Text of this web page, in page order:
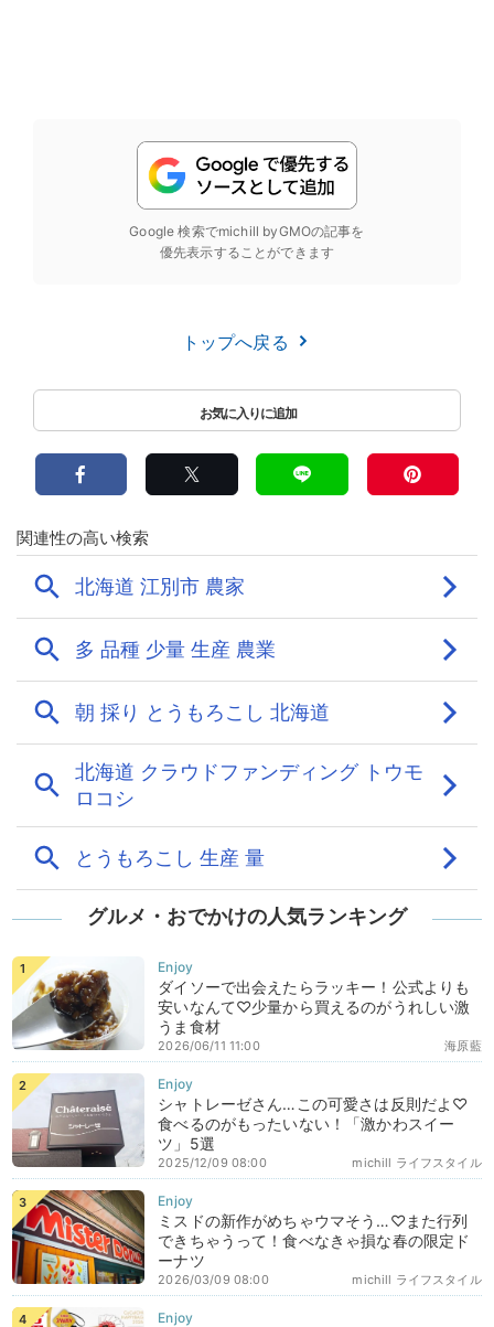
Google 検索でmichill byGMOの記事を
優先表示することができます
トップへ戻る
グルメ・おでかけの人気ランキング
ダイソーで出会えたらラッキー！公式よりも
安いなんて♡少量から買えるのがうれしい激
うま食材
海原藍
2026/06/11 11:00
シャトレーゼさん…この可愛さは反則だよ♡
食べるのがもったいない！「激かわスイー
ツ」5選
michill ライフスタイル
2025/12/09 08:00
ミスドの新作がめちゃウマそう…♡また行列
できちゃうって！食べなきゃ損な春の限定ド
ーナツ
michill ライフスタイル
2026/03/09 08:00